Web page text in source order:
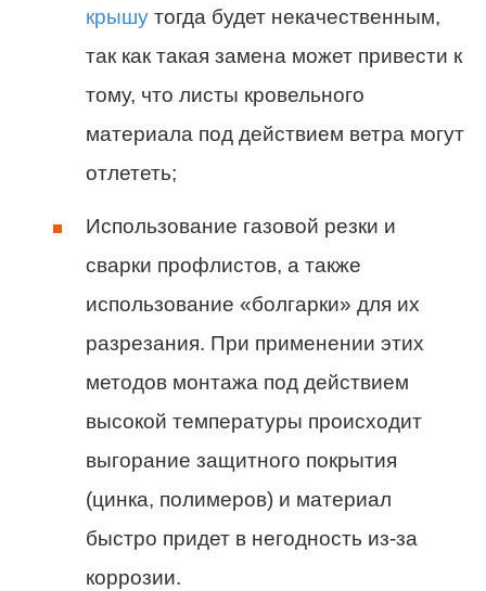
крышу тогда будет некачественным,
так как такая замена может привести к
тому, что листы кровельного
материала под действием ветра могут
отлететь;
Использование газовой резки и
сварки профлистов, а также
использование «болгарки» для их
разрезания. При применении этих
методов монтажа под действием
высокой температуры происходит
выгорание защитного покрытия
(цинка, полимеров) и материал
быстро придет в негодность из-за
коррозии.